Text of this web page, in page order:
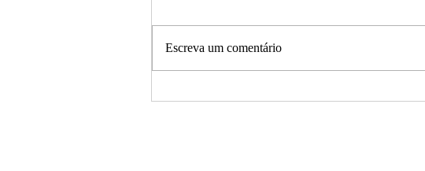
PF investiga suposto
Escreva um comentário